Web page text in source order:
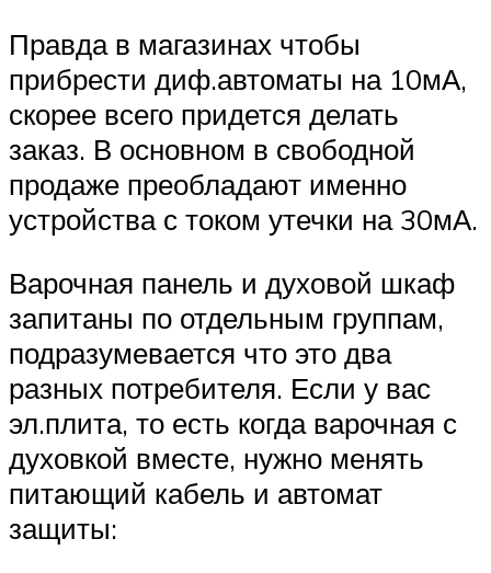
Правда в магазинах чтобы
прибрести диф.автоматы на 10мА,
скорее всего придется делать
заказ. В основном в свободной
продаже преобладают именно
устройства с током утечки на 30мА.
Варочная панель и духовой шкаф
запитаны по отдельным группам,
подразумевается что это два
разных потребителя. Если у вас
эл.плита, то есть когда варочная с
духовкой вместе, нужно менять
питающий кабель и автомат
защиты: